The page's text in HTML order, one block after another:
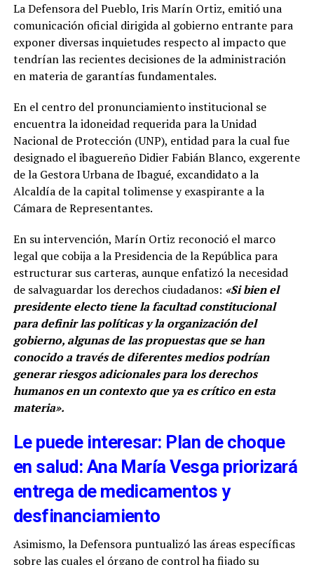
La Defensora del Pueblo, Iris Marín Ortiz, emitió una
comunicación oficial dirigida al gobierno entrante para
exponer diversas inquietudes respecto al impacto que
tendrían las recientes decisiones de la administración
en materia de garantías fundamentales.
En el centro del pronunciamiento institucional se
encuentra la idoneidad requerida para la Unidad
Nacional de Protección (UNP), entidad para la cual fue
designado el ibaguereño Didier Fabián Blanco, exgerente
de la Gestora Urbana de Ibagué, excandidato a la
Alcaldía de la capital tolimense y exaspirante a la
Cámara de Representantes.
En su intervención, Marín Ortiz reconoció el marco
legal que cobija a la Presidencia de la República para
estructurar sus carteras, aunque enfatizó la necesidad
de salvaguardar los derechos ciudadanos: «Si bien el
presidente electo tiene la facultad constitucional
para definir las políticas y la organización del
gobierno, algunas de las propuestas que se han
conocido a través de diferentes medios podrían
generar riesgos adicionales para los derechos
humanos en un contexto que ya es crítico en esta
materia».
Le puede interesar: Plan de choque
en salud: Ana María Vesga priorizará
entrega de medicamentos y
desfinanciamiento
Asimismo, la Defensora puntualizó las áreas específicas
sobre las cuales el órgano de control ha fijado su